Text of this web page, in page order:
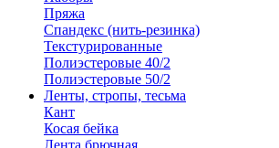
Пряжа
Спандекс (нить-резинка)
Текстурированные
Полиэстеровые 40/2
Полиэстеровые 50/2
Ленты, стропы, тесьма
Кант
Косая бейка
Лента брючная